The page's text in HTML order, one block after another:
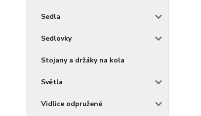
Sedla
Sedlovky
Stojany a držáky na kola
Světla
Vidlice odpružené